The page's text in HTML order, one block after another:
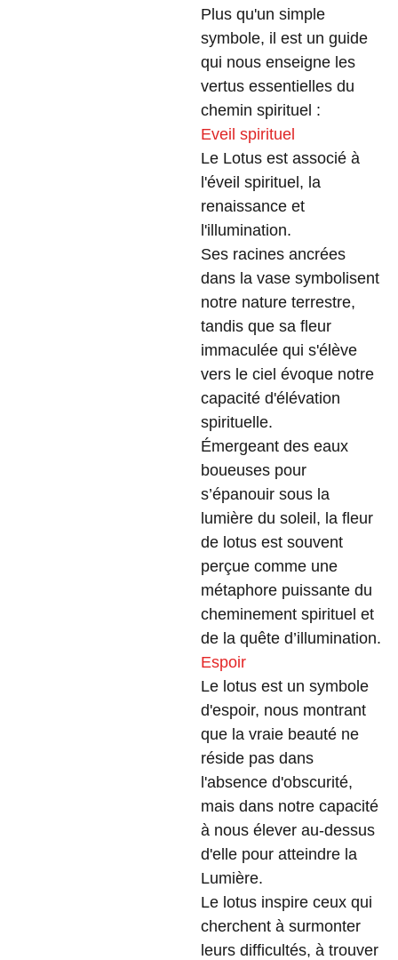
Plus qu'un simple
symbole, il est un guide
qui nous enseigne les
vertus essentielles du
chemin spirituel :
Eveil spirituel
Le Lotus est associé à
l'éveil spirituel, la
renaissance et
l'illumination.
Ses racines ancrées
dans la vase symbolisent
notre nature terrestre,
tandis que sa fleur
immaculée qui s'élève
vers le ciel évoque notre
capacité d'élévation
spirituelle.
Émergeant des eaux
boueuses pour
s’épanouir sous la
lumière du soleil, la fleur
de lotus est souvent
perçue comme une
métaphore puissante du
cheminement spirituel et
de la quête d’illumination.
Espoir
Le lotus est un symbole
d'espoir, nous montrant
que la vraie beauté ne
réside pas dans
l'absence d'obscurité,
mais dans notre capacité
à nous élever au-dessus
d'elle pour atteindre la
Lumière.
Le lotus inspire ceux qui
cherchent à surmonter
leurs difficultés, à trouver